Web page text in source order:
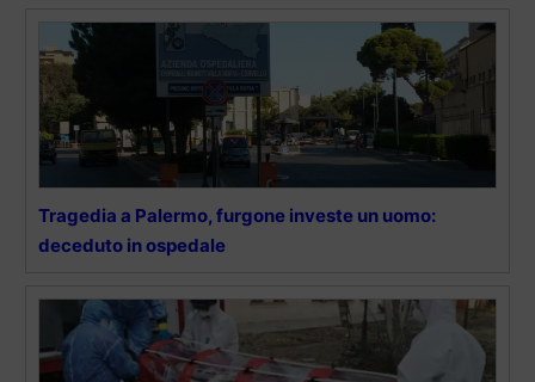
Tragedia a Palermo, furgone investe un uomo:
deceduto in ospedale